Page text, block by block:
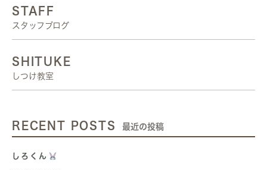
STAFF
スタッフブログ
SHITUKE
しつけ教室
RECENT POSTS 最近の投稿
しろくん